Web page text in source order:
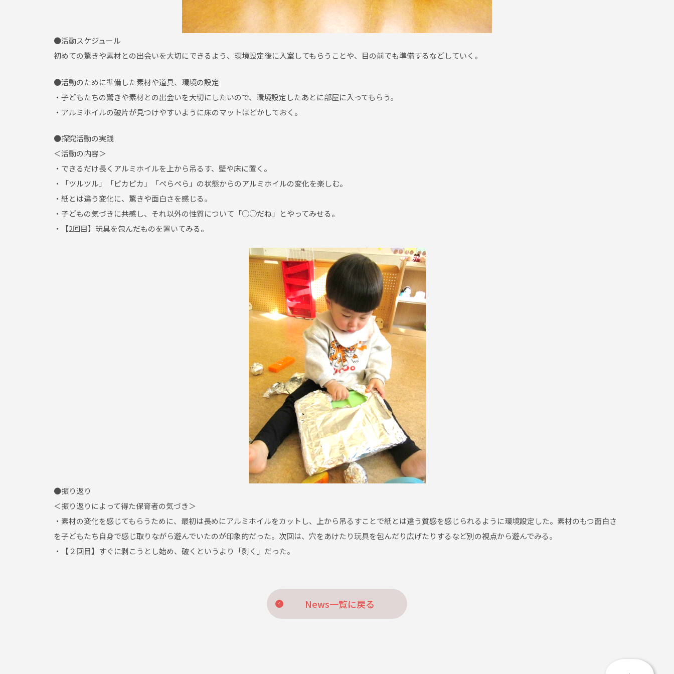
●活動スケジュール
初めての驚きや素材との出会いを大切にできるよう、環境設定後に入室してもらうことや、目の前でも準備するなどしていく。
●活動のために準備した素材や道具、環境の設定
・子どもたちの驚きや素材との出会いを大切にしたいので、環境設定したあとに部屋に入ってもらう。
・アルミホイルの破片が見つけやすいように床のマットはどかしておく。
●探究活動の実践
＜活動の内容＞
・できるだけ長くアルミホイルを上から吊るす、壁や床に置く。
・「ツルツル」「ピカピカ」「ぺらぺら」の状態からのアルミホイルの変化を楽しむ。
・紙とは違う変化に、驚きや面白さを感じる。
・子どもの気づきに共感し、それ以外の性質について「○○だね」とやってみせる。
・【2回目】玩具を包んだものを置いてみる。
●振り返り
＜振り返りによって得た保育者の気づき＞
・素材の変化を感じてもらうために、最初は長めにアルミホイルをカットし、上から吊るすことで紙とは違う質感を感じられるように環境設定した。素材のもつ面白さ
を子どもたち自身で感じ取りながら遊んでいたのが印象的だった。次回は、穴をあけたり玩具を包んだり広げたりするなど別の視点から遊んでみる。
・【２回目】すぐに剥こうとし始め、破くというより「剥く」だった。
News一覧に戻る